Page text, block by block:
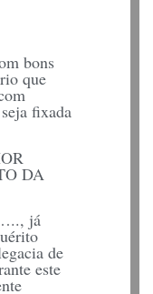
bons
que
fixada
DA
já
de
este